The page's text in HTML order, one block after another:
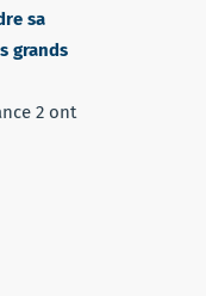
sa
grands
2 ont